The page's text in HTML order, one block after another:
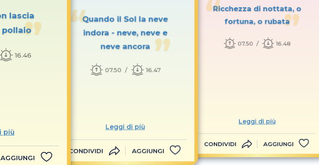
lascia
pollaio
16.46
più
AGGIUNGI
Quando il Sol la neve
indora - neve, neve e
neve ancora
07.50 16.47
Leggi di più
CONDIVIDI AGGIUNGI
Ricchezza di nottata, o
fortuna, o rubata
07.50 16.48
Leggi di più
CONDIVIDI AGGIUNGI